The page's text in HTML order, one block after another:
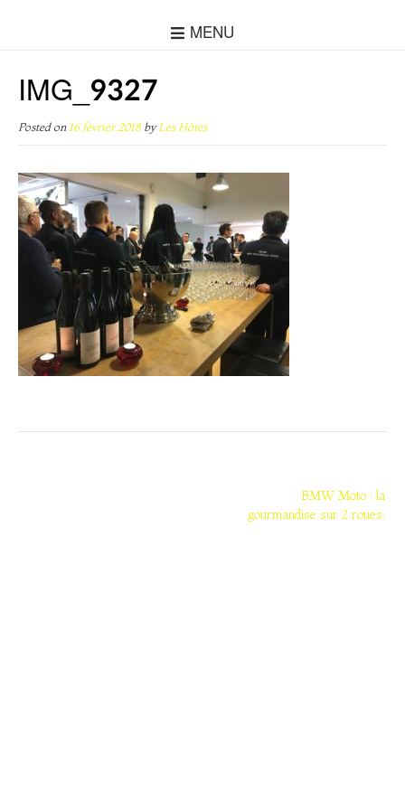
MENU
IMG_9327
Posted on 16 février 2018by Les Hôtes
BMW Moto : la
gourmandise sur 2 roues.